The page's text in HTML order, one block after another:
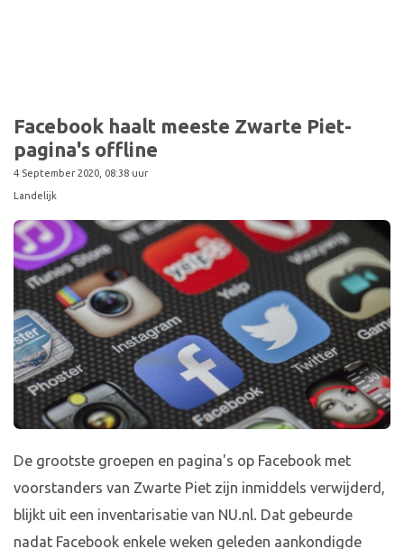
Facebook haalt meeste Zwarte Piet-
pagina's offline
4 September 2020, 08:38 uur
Landelijk
De grootste groepen en pagina's op Facebook met
voorstanders van Zwarte Piet zijn inmiddels verwijderd,
blijkt uit een inventarisatie van NU.nl. Dat gebeurde
nadat Facebook enkele weken geleden aankondigde